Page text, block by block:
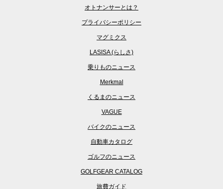
オトナンサーとは？
プライバシーポリシー
マグミクス
LASISA (らしさ)
乗りものニュース
Merkmal
くるまのニュース
VAGUE
バイクのニュース
自動車カタログ
ゴルフのニュース
GOLFGEAR CATALOG
旅費ガイド